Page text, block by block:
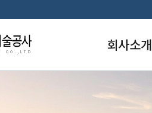
회사소개
경영이념